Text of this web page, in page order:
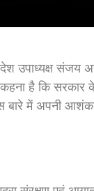
उपाध्यक्ष संजय
है कि
बारे में अपनी